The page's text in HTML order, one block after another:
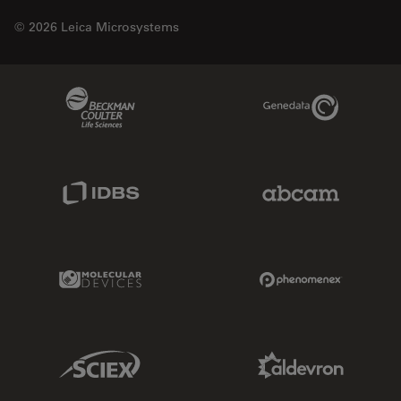
© 2026 Leica Microsystems
Genedata Link
Molecular Devices Link
Sciex Link